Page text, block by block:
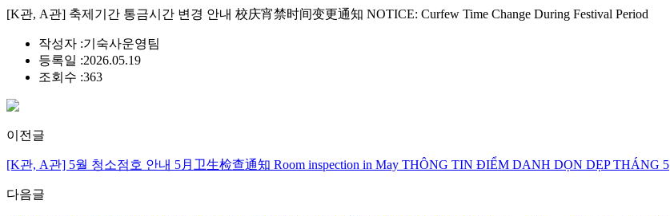
[K관, A관] 축제기간 통금시간 변경 안내 校庆宵禁时间变更通知 NOTICE: Curfew Time Change During Festival Period
작성자 :기숙사운영팀
등록일 :2026.05.19
조회수 :363
이전글
[K관, A관] 5월 청소점호 안내 5月卫生检查通知 Room inspection in May THÔNG TIN ĐIỂM DANH DỌN DẸP THÁNG 5
다음글